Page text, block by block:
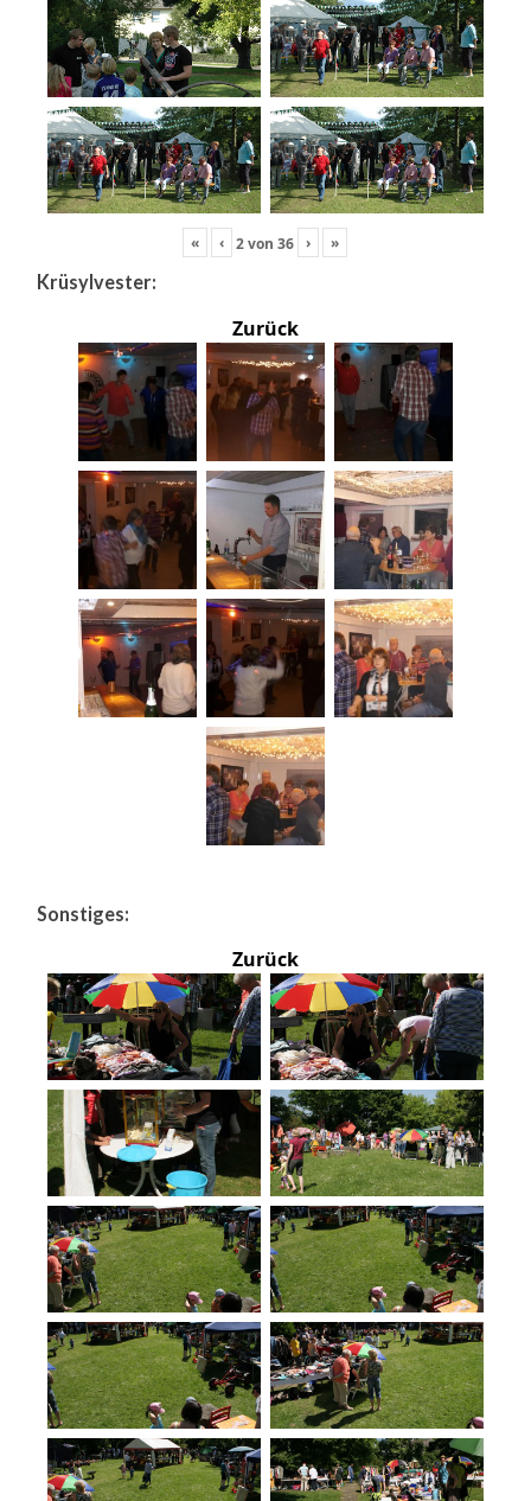
« ‹ 2von36 › »
Krüsylvester:
Zurück
Sonstiges:
Zurück